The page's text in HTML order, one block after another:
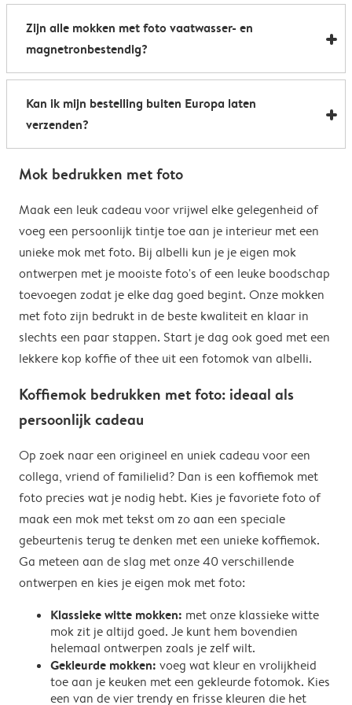
de kantine op het werk te voorzien van stijlvolle
koffiemokken met foto.
Al onze foto mokken hebben de afmetingen 8,2 x 9,5
cm. De inhoud bedraagt 285 ml.
Zijn alle mokken met foto vaatwasser- en
magnetronbestendig?
Bijna allemaal. Onze gepersonaliseerde foto mokken
kunnen zowel in de vaatwasser als in de magnetron.
Heel handig: je kunt er dus uit drinken, je drank
opwarmen en je fotomok na de afwas opnieuw
gebruiken. De enige uitzondering hierop zijn onze
de hand af te wassen om het magische
verrassingseffect zo goed mogelijk te behouden.
Kan ik mijn bestelling buiten Europa laten
verzenden?
afhankelijk van je afleveradres en worden deze tijdens
de verzendkosten voor bestellingen buiten de EU geen
eventuele bijkomende kosten van het land omvatten,
zoals invoerrechten, invoer-btw en douanekosten. Wij
zijn niet verantwoordelijk voor deze kosten. Je kunt
contact opnemen met je lokale douane-autoriteiten
om te zien of er extra kosten moeten worden betaald
voor je bestelling.
Mok bedrukken met foto
Maak een leuk cadeau voor vrijwel elke gelegenheid of
voeg een persoonlijk tintje toe aan je interieur met een
unieke mok met foto. Bij albelli kun je je eigen mok
ontwerpen met je mooiste foto's of een leuke boodschap
toevoegen zodat je elke dag goed begint. Onze mokken
met foto zijn bedrukt in de beste kwaliteit en klaar in
slechts een paar stappen. Start je dag ook goed met een
lekkere kop koffie of thee uit een fotomok van albelli.
Koffiemok bedrukken met foto: ideaal als
persoonlijk cadeau
Op zoek naar een origineel en uniek cadeau voor een
collega, vriend of familielid? Dan is een koffiemok met
foto precies wat je nodig hebt. Kies je favoriete foto of
maak een mok met tekst om zo aan een speciale
gebeurtenis terug te denken met een unieke koffiemok.
Ga meteen aan de slag met onze 40 verschillende
ontwerpen en kies je eigen mok met foto:
Klassieke witte mokken: met onze klassieke witte
mok zit je altijd goed. Je kunt hem bovendien
helemaal ontwerpen zoals je zelf wilt.
Gekleurde mokken: voeg wat kleur en vrolijkheid
toe aan je keuken met een gekleurde fotomok. Kies
een van de vier trendy en frisse kleuren die het